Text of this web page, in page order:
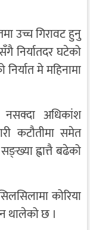
उच्च गिरावट हुनु
निर्यातदर घटेको
मे महिनामा
नसक्दा अधिकांश
कटौतीमा समेत
ह्वात्तै बढेको
कोरिया
थालेको छ ।